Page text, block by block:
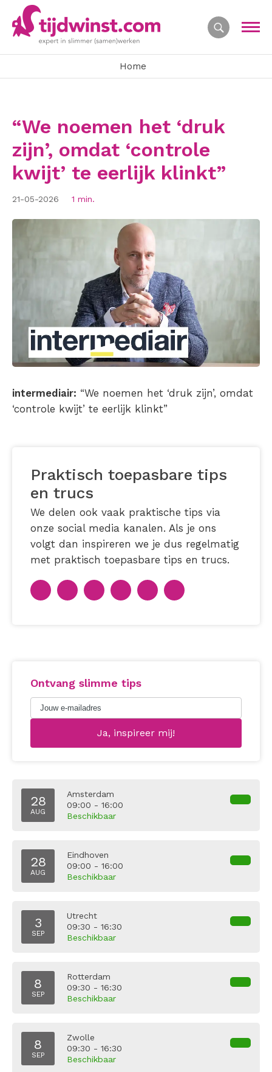
Home
“We noemen het ‘druk
zijn’, omdat ‘controle
kwijt’ te eerlijk klinkt”
21-05-2026 1 min.
intermediair: “We noemen het ‘druk zijn’, omdat
‘controle kwijt’ te eerlijk klinkt”
Praktisch toepasbare tips
en trucs
We delen ook vaak praktische tips via
onze social media kanalen. Als je ons
volgt dan inspireren we je dus regelmatig
met praktisch toepasbare tips en trucs.
Ontvang slimme tips
28
AUG
Amsterdam
09:00 - 16:00
Beschikbaar
28
AUG
Eindhoven
09:00 - 16:00
Beschikbaar
3
SEP
Utrecht
09:30 - 16:30
Beschikbaar
8
SEP
Rotterdam
09:30 - 16:30
Beschikbaar
8
SEP
Zwolle
09:30 - 16:30
Beschikbaar